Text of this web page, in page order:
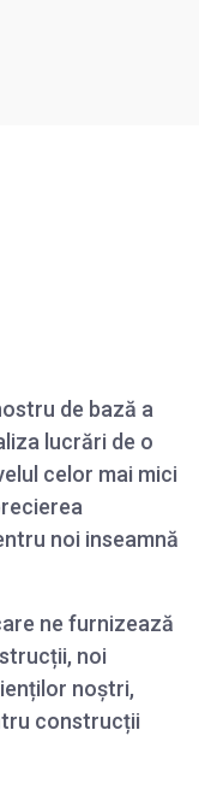
de bază a
lucrări de o
celor mai mici
noi inseamnă
ne furnizează
noi
noștri,
construcții